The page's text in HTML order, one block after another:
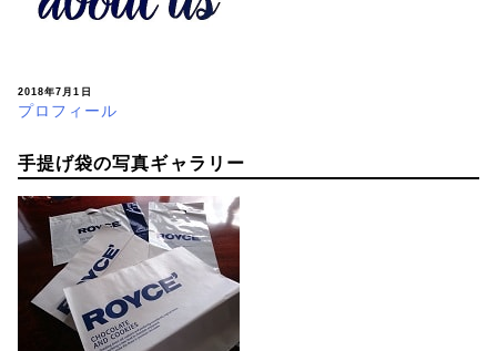
2018年7月1日
プロフィール
手提げ袋の写真ギャラリー